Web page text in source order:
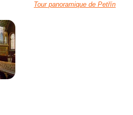
Tour panoramique de Petřín